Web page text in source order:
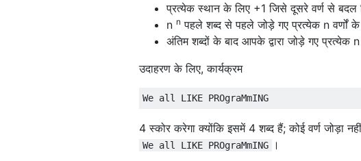
प्रत्येक स्थान के लिए +1 जिसे दूसरे वर्ण से बदल
n n पहले शब्द से पहले जोड़े गए प्रत्येक n वर्णों
अंतिम शब्दों के बाद आपके द्वारा जोड़े गए प्रत्येक
उदाहरण के लिए, कार्यक्रम
4 स्कोर करेगा क्योंकि इसमें 4 शब्द हैं; कोई वर्ण जोड़ा
We all LIKE PROgraMmING
।